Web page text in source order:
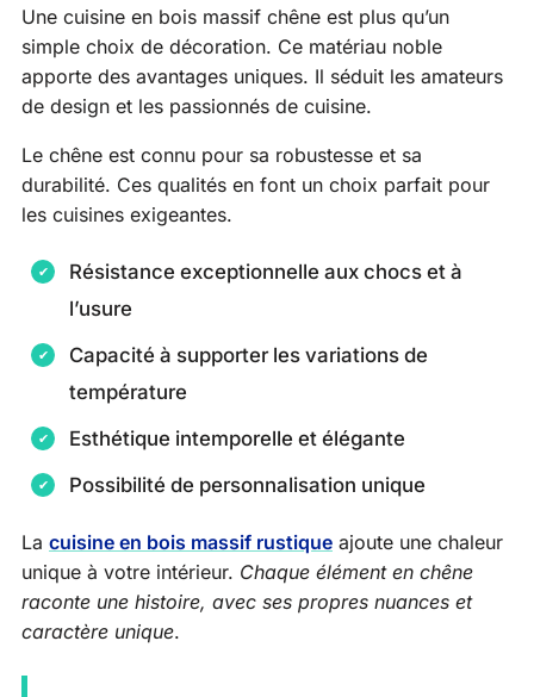
Une cuisine en bois massif chêne est plus qu’un
simple choix de décoration. Ce matériau noble
apporte des avantages uniques. Il séduit les amateurs
de design et les passionnés de cuisine.
Le chêne est connu pour sa robustesse et sa
durabilité. Ces qualités en font un choix parfait pour
les cuisines exigeantes.
Résistance exceptionnelle aux chocs et à
l’usure
Capacité à supporter les variations de
température
Esthétique intemporelle et élégante
Possibilité de personnalisation unique
La cuisine en bois massif rustique ajoute une chaleur
unique à votre intérieur. Chaque élément en chêne
raconte une histoire, avec ses propres nuances et
caractère unique.